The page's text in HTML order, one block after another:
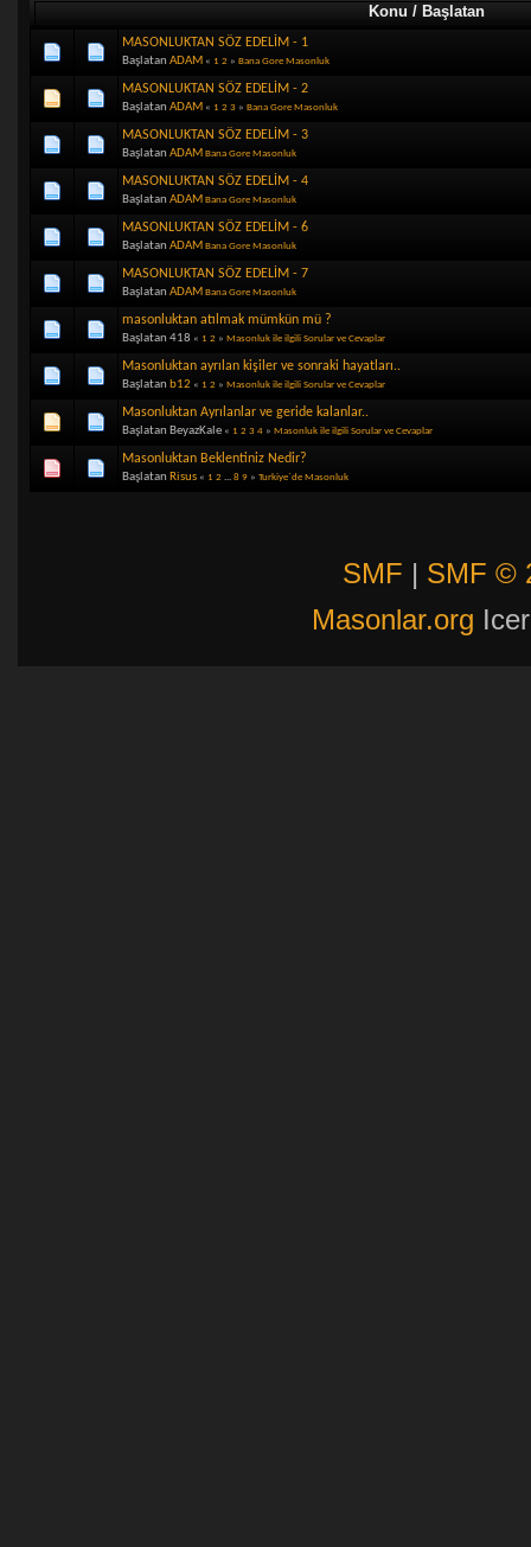
Konu / Başlatan
MASONLUKTAN SÖZ EDELİM - 1
Başlatan ADAM « 1 2 » Bana Gore Masonluk
MASONLUKTAN SÖZ EDELİM - 2
Başlatan ADAM « 1 2 3» Bana Gore Masonluk
MASONLUKTAN SÖZ EDELİM - 3
Başlatan ADAM Bana Gore Masonluk
MASONLUKTAN SÖZ EDELİM - 4
Başlatan ADAM Bana Gore Masonluk
MASONLUKTAN SÖZ EDELİM - 6
Başlatan ADAM Bana Gore Masonluk
MASONLUKTAN SÖZ EDELİM - 7
Başlatan ADAM Bana Gore Masonluk
masonluktan atılmak mümkün mü ?
Başlatan 418 « 1 2 » Masonluk ile ilgili Sorular ve Cevaplar
Masonluktan ayrılan kişiler ve sonraki hayatları..
Başlatan b12 « 1 2 » Masonluk ile ilgili Sorular ve Cevaplar
Masonluktan Ayrılanlar ve geride kalanlar..
Başlatan BeyazKale « 1 2 3 4» Masonluk ile ilgili Sorular ve Cevaplar
Masonluktan Beklentiniz Nedir?
Başlatan Risus « 1 2 8 9» Turkiye`de Masonluk
SMF | SMF ©
Masonlar.org